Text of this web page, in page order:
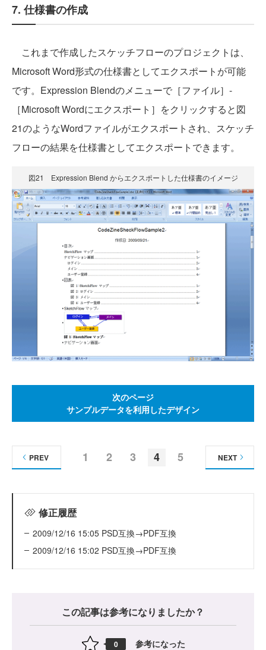
7. 仕様書の作成
これまで作成したスケッチフローのプロジェクトは、
Microsoft Word形式の仕様書としてエクスポートが可能
です。Expression Blendのメニューで［ファイル］-
［Microsoft Wordにエクスポート］をクリックすると図
21のようなWordファイルがエクスポートされ、スケッチ
フローの結果を仕様書としてエクスポートできます。
図21 Expression Blend からエクスポートした仕様書のイメージ
次のページ
サンプルデータを利用したデザイン
1 2 3 4 5
PREV NEXT
修正履歴
2009/12/16 15:05 PSD互換→PDF互換
2009/12/16 15:02 PSD互換→PDF互換
この記事は参考になりましたか？
0 参考になった